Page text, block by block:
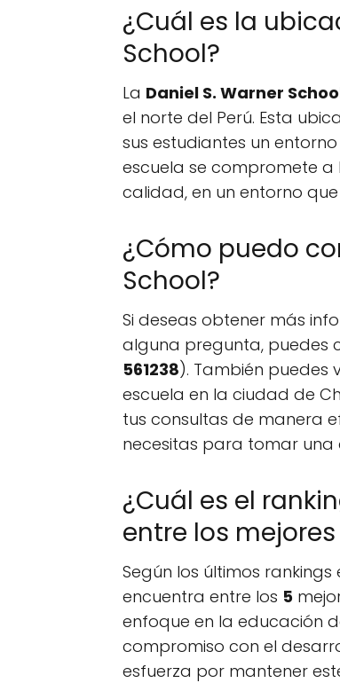
¿Cuál es la
School?
La Daniel S. Warner
el norte del Perú. Esta
sus estudiantes un
escuela se compromete
calidad, en un entorno
¿Cómo puedo
School?
Si deseas obtener más
alguna pregunta, puedes
561238). También puedes
escuela en la ciudad de
tus consultas de manera
necesitas para tomar una
¿Cuál es el
entre los
Según los últimos rankings
encuentra entre los 5
enfoque en la educación
compromiso con el
esfuerza por mantener